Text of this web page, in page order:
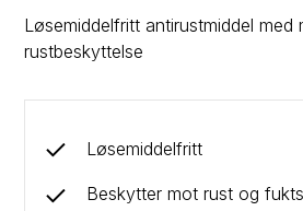
Løsemiddelfritt antirustmiddel med
rustbeskyttelse
Løsemiddelfritt
Beskytter mot rust og